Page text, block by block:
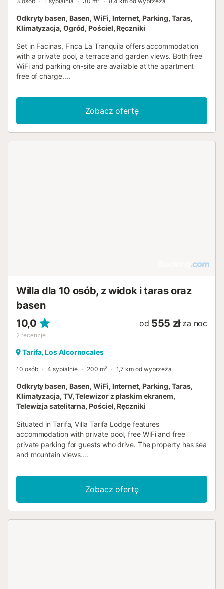
Odkryty basen, Basen, WiFi, Internet, Parking, Taras,
Klimatyzacja, Ogród, Pościel, Ręczniki
Set in Facinas, Finca La Tranquila offers accommodation
with a private pool, a terrace and garden views. Both free
WiFi and parking on-site are available at the apartment
free of charge....
Zobacz ofertę
Willa dla 10 osób, z widok i taras oraz
basen
10,0
2 recenzje
od 555 zł za noc
Tarifa, Los Alcornocales
10 osób 4 sypialnie 200 m² 1,7 km od wybrzeża
Odkryty basen, Basen, WiFi, Internet, Parking, Taras,
Klimatyzacja, TV, Telewizor z płaskim ekranem,
Telewizja satelitarna, Pościel, Ręczniki
Situated in Tarifa, Villa Tarifa Lodge features
accommodation with private pool, free WiFi and free
private parking for guests who drive. The property has sea
and mountain views....
Zobacz ofertę